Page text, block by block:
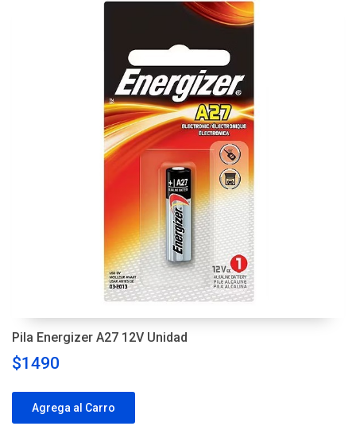
Pila Energizer A27 12V Unidad
$1490
Agrega al Carro